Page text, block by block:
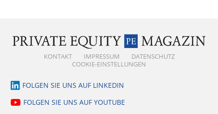
KONTAKT IMPRESSUM
DATENSCHUTZ
COOKIE-EINSTELLUNGEN
FOLGEN SIE UNS AUF LINKEDIN
FOLGEN SIE UNS AUF YOUTUBE